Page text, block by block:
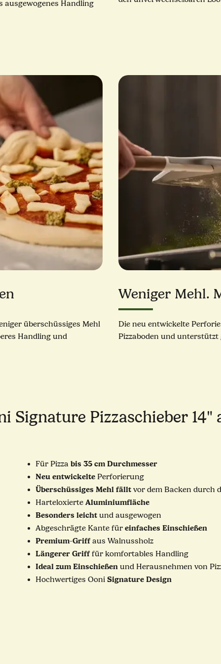
ausgewogenes Handling
überschüssiges Mehl
Handling und
Weniger Mehl.
Die neu entwickelte
Pizzaboden und unterstützt
Signature Pizzaschieber 14"
Für Pizza bis 35 cm Durchmesser
Neu entwickeltePerforierung
Überschüssiges Mehl fälltvor dem Backen durch
Harteloxierte Aluminiumfläche
Besonders leichtund ausgewogen
Abgeschrägte Kante für einfaches Einschießen
Premium-Griffaus Walnussholz
Längerer Grifffür komfortables Handling
Ideal zum Einschießenund Herausnehmen von
Hochwertiges Ooni Signature Design